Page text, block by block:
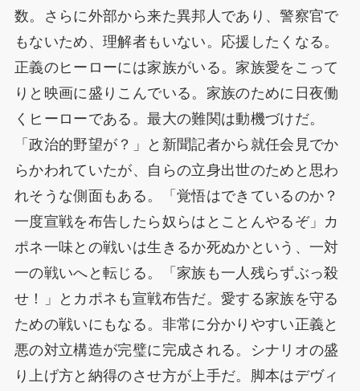
数。さらに外部から来た異邦人であり、警察官で
もないため、理解者もいない。応援したくなる。
正義のヒーローには家族がいる。家族愛をこって
りと映画に盛りこんでいる。家族のために日夜働
くヒーローである。最大の難関は動機づけだ。
「政治的野望が？」と新聞記者から就任会見でか
らかわれていたが、自らの立身出世のためと思わ
れそうな側面もある。「覚悟はできているのか？
一度宣戦を布告したら奴らはとことんやるぞ」カ
ポネ一味との戦いは生きるか死ぬかという、一対
一の戦いへと転じる。「家族も一人残らずぶっ殺
せ！」とカポネも宣戦布告だ。愛する家族を守る
ための戦いにもなる。非常に分かりやすい正義と
悪の対立構造が完璧に完成される。シナリオの盛
り上げ方と納得のさせ方が上手だ。脚本はデヴィ